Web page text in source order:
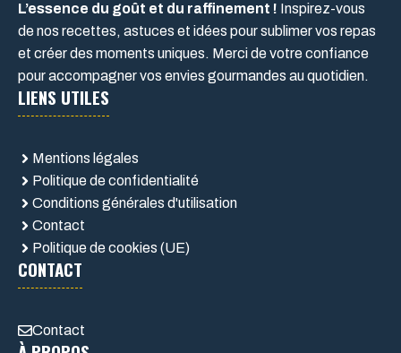
L’essence du goût et du raffinement ! Inspirez-vous
de nos recettes, astuces et idées pour sublimer vos repas
et créer des moments uniques. Merci de votre confiance
pour accompagner vos envies gourmandes au quotidien.
LIENS UTILES
Mentions légales
Politique de confidentialité
Conditions générales d'utilisation
Contact
Politique de cookies (UE)
CONTACT
Contact